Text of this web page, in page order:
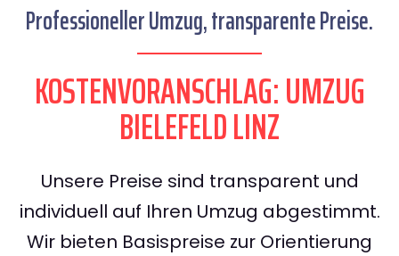
Professioneller Umzug, transparente Preise.
KOSTENVORANSCHLAG: UMZUG
BIELEFELD LINZ
Unsere Preise sind transparent und
individuell auf Ihren Umzug abgestimmt.
Wir bieten Basispreise zur Orientierung